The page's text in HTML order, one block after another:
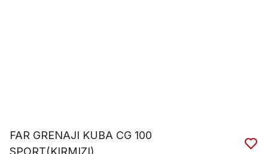
FAR GRENAJI KUBA CG 100
SPORT(KIRMIZI)